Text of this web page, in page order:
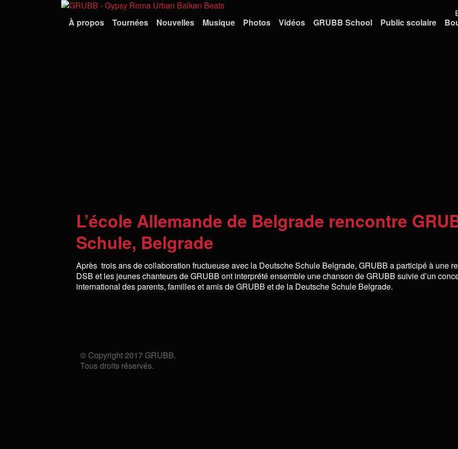
À propos Tournées Nouvelles Musique Photos Vidéos GRUBB School Public scolaire
L’école Allemande de Belgrade rencontre
Schule, Belgrade
Après trois ans de collaboration fructueuse avec la Deutsche Schule Belgrade, GRUBB a participé à une
DSB et les jeunes chanteurs de GRUBB ont interprété ensemble une chanson de GRUBB suivie d’un
international des parents, familles et amis de GRUBB et de la Deutsche Schule Belgrade.
© Copyright 2017 GRUBB.
Tous droits réservés.